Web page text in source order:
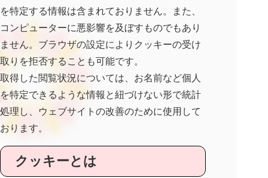
を特定する情報は含まれておりません。また、
コンピューターに悪影響を及ぼすものでもあり
ません。ブラウザの設定によりクッキーの受け
取りを拒否することも可能です。
取得した閲覧状況については、お名前など個人
を特定できるような情報と紐づけない形で統計
処理し、ウェブサイトの改善のために使用して
おります。
クッキーとは